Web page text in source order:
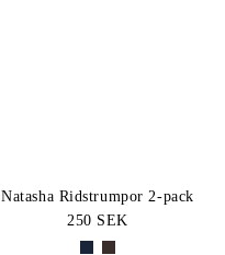
Natasha Ridstrumpor 2-pack
250 SEK